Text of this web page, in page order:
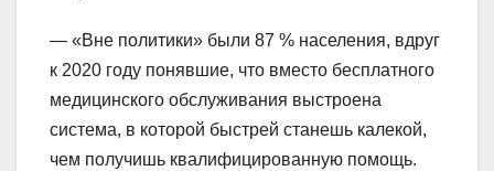
— «Вне политики» были 87 % населения, вдруг
к 2020 году понявшие, что вместо бесплатного
медицинского обслуживания выстроена
система, в которой быстрей станешь калекой,
чем получишь квалифицированную помощь.